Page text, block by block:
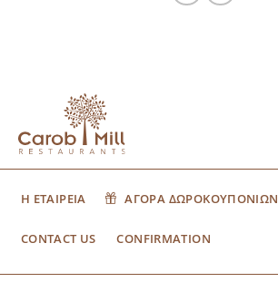
Η ΕΤΑΙΡΕΙΑ ΑΓΟΡΑ ΔΩΡΟΚΟΥΠΟΝΙΩΝ
CONTACT US CONFIRMATION